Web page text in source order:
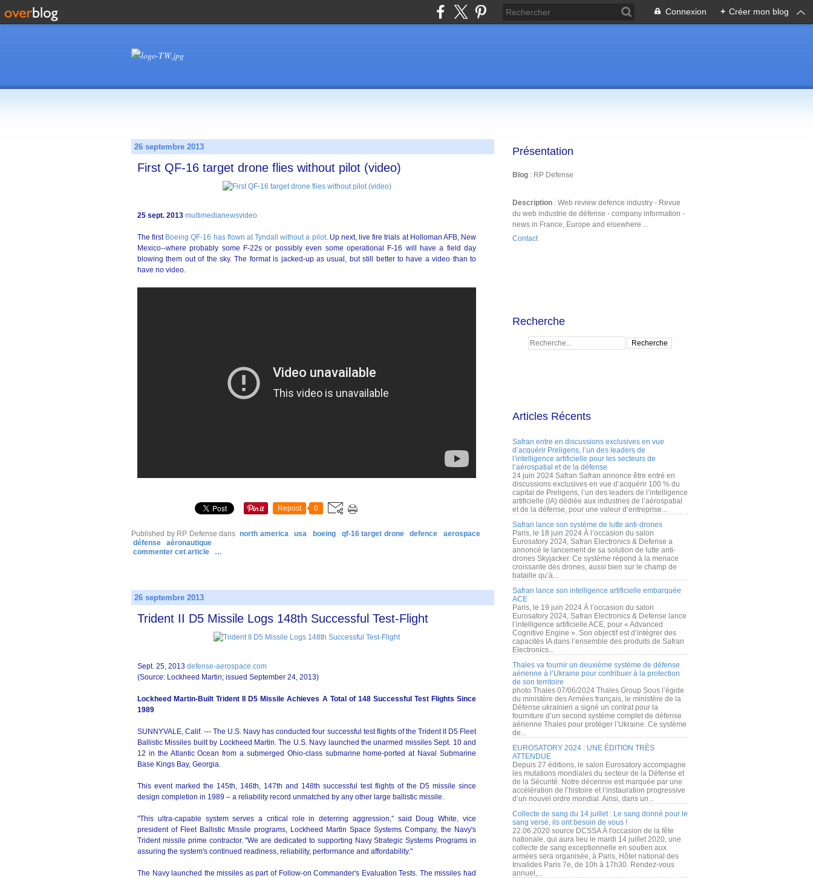
Connexion + Créer mon blog
26 septembre 2013
First QF-16 target drone flies without pilot (video)
25 sept. 2013 multimedianewsvideo
The first Boeing QF-16 has flown at Tyndall without a pilot. Up next, live fire trials at Holloman AFB, New
Mexico--where probably some F-22s or possibly even some operational F-16 will have a field day
blowing them out of the sky. The format is jacked-up as usual, but still better to have a video than to
have no video.
Repost 0
Published by RP Defense dans north america usa boeing qf-16 target drone defence
aerospace
défense
aéronautique
commenter cet article
…
26 septembre 2013
Trident II D5 Missile Logs 148th Successful Test-Flight
Sept. 25, 2013 defense-aerospace.com
(Source: Lockheed Martin; issued September 24, 2013)
Lockheed Martin-Built Trident II D5 Missile Achieves A Total of 148 Successful Test Flights Since
1989
SUNNYVALE, Calif. --- The U.S. Navy has conducted four successful test flights of the Trident II D5 Fleet
Ballistic Missiles built by Lockheed Martin. The U.S. Navy launched the unarmed missiles Sept. 10 and
12 in the Atlantic Ocean from a submerged Ohio-class submarine home-ported at Naval Submarine
Base Kings Bay, Georgia.
This event marked the 145th, 146th, 147th and 148th successful test flights of the D5 missile since
design completion in 1989 – a reliability record unmatched by any other large ballistic missile.
"This ultra-capable system serves a critical role in deterring aggression," said Doug White, vice
president of Fleet Ballistic Missile programs, Lockheed Martin Space Systems Company, the Navy's
Trident missile prime contractor. "We are dedicated to supporting Navy Strategic Systems Programs in
assuring the system's continued readiness, reliability, performance and affordability."
The Navy launched the missiles as part of Follow-on Commander's Evaluation Tests. The missiles had
Présentation
Blog : RP Defense
Description : Web review defence industry - Revue
du web industrie de défense - company information -
news in France, Europe and elsewhere ...
Contact
Recherche
Articles Récents
Safran entre en discussions exclusives en vue
d’acquérir Preligens, l’un des leaders de
l’intelligence artificielle pour les secteurs de
l’aérospatial et de la défense
24 juin 2024 Safran Safran annonce être entré en
discussions exclusives en vue d’acquérir 100 % du
capital de Preligens, l’un des leaders de l’intelligence
artificielle (IA) dédiée aux industries de l’aérospatial
et de la défense, pour une valeur d’entreprise...
Safran lance son système de lutte anti-drones
Paris, le 18 juin 2024 À l’occasion du salon
Eurosatory 2024, Safran Electronics & Defense a
annoncé le lancement de sa solution de lutte anti-
drones Skyjacker. Ce système répond à la menace
croissante des drones, aussi bien sur le champ de
bataille qu’à...
Safran lance son intelligence artificielle embarquée
ACE
Paris, le 19 juin 2024 À l’occasion du salon
Eurosatory 2024, Safran Electronics & Defense lance
l’intelligence artificielle ACE, pour « Advanced
Cognitive Engine ». Son objectif est d’intégrer des
capacités IA dans l’ensemble des produits de Safran
Electronics...
Thales va fournir un deuxième système de défense
aérienne à l’Ukraine pour contribuer à la protection
de son territoire
photo Thales 07/06/2024 Thales Group Sous l’égide
du ministère des Armées français, le ministère de la
Défense ukrainien a signé un contrat pour la
fourniture d’un second système complet de défense
aérienne Thales pour protéger l’Ukraine. Ce système
de...
EUROSATORY 2024 : UNE ÉDITION TRÈS
ATTENDUE
Depuis 27 éditions, le salon Eurosatory accompagne
les mutations mondiales du secteur de la Défense et
de la Sécurité. Notre décennie est marquée par une
accélération de l’histoire et l’instauration progressive
d’un nouvel ordre mondial. Ainsi, dans un...
Collecte de sang du 14 juillet : Le sang donné pour le
sang versé, ils ont besoin de vous !
22.06.2020 source DCSSA À l'occasion de la fête
nationale, qui aura lieu le mardi 14 juillet 2020, une
collecte de sang exceptionnelle en soutien aux
armées sera organisée, à Paris, Hôtel national des
Invalides Paris 7e, de 10h à 17h30. Rendez-vous
annuel,...